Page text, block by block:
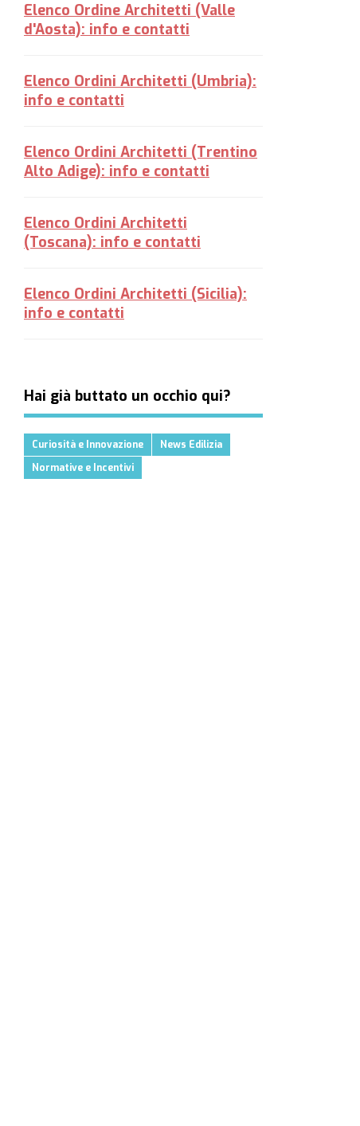
Elenco Ordine Architetti (Valle
d'Aosta): info e contatti
Elenco Ordini Architetti (Umbria):
info e contatti
Elenco Ordini Architetti (Trentino
Alto Adige): info e contatti
Elenco Ordini Architetti
(Toscana): info e contatti
Elenco Ordini Architetti (Sicilia):
info e contatti
Hai già buttato un occhio qui?
Curiosità e Innovazione
News Edilizia
Normative e Incentivi